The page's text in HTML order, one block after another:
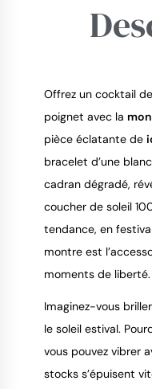
Offrez un cocktail
poignet avec la
pièce éclatante de
bracelet d’une
cadran dégradé,
coucher de soleil
tendance, en
montre est
moments de liberté.
Imaginez-vous
le soleil estival.
vous pouvez vibrer
stocks s’épuisent